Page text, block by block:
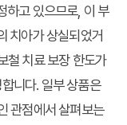
하고 있으므로, 이 부
치아가 상실되었거
철 치료 보장 한도가
니다. 일부 상품은
관점에서 살펴보는